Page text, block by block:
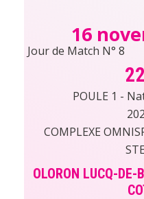
16
Jour de Match N° 8
22
POULE 1 -
COMPLEXE
OLORON LUCQ-DE-